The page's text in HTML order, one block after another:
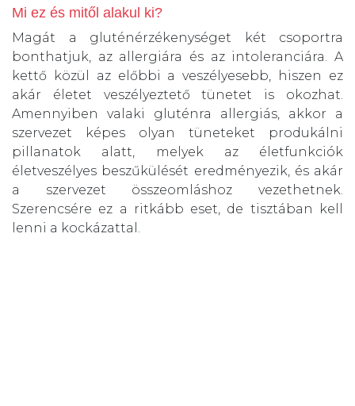
Mi ez és mitől alakul ki?
Magát a gluténérzékenységet két csoportra
bonthatjuk, az allergiára és az intoleranciára. A
kettő közül az előbbi a veszélyesebb, hiszen ez
akár életet veszélyeztető tünetet is okozhat.
Amennyiben valaki gluténra allergiás, akkor a
szervezet képes olyan tüneteket produkálni
pillanatok alatt, melyek az életfunkciók
életveszélyes beszűkülését eredményezik, és akár
a szervezet összeomláshoz vezethetnek.
Szerencsére ez a ritkább eset, de tisztában kell
lenni a kockázattal.